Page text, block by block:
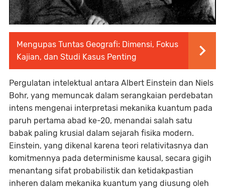
Mengupas Tuntas Geografi: Dimensi, Fokus
Kajian, dan Studi Kasus Penting
Pergulatan intelektual antara Albert Einstein dan Niels
Bohr, yang memuncak dalam serangkaian perdebatan
intens mengenai interpretasi mekanika kuantum pada
paruh pertama abad ke-20, menandai salah satu
babak paling krusial dalam sejarah fisika modern.
Einstein, yang dikenal karena teori relativitasnya dan
komitmennya pada determinisme kausal, secara gigih
menantang sifat probabilistik dan ketidakpastian
inheren dalam mekanika kuantum yang diusung oleh